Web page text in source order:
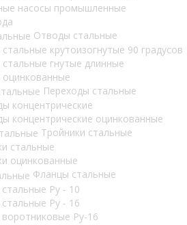
насосы промышленные
Отводы стальные
крутоизогнутые 90 градусов
гнутые длинные
Переходы стальные
концентрические
концентрические оцинкованные
Тройники стальные
стальные
оцинкованные
Фланцы стальные
Ру - 10
Ру - 16
Ру-16